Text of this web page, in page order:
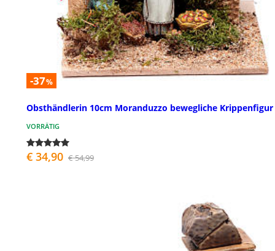
-37%
Obsthändlerin 10cm Moranduzzo bewegliche Krippenfigur
VORRÄTIG
€ 34,90 € 54,99